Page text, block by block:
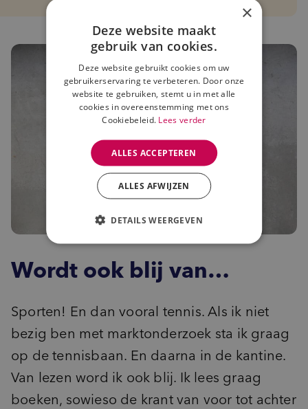
Wordt ook blij van…
Sporten! En dan vooral tennis. Als ik niet
bezig ben met marktonderzoek sta ik graag
op de tennisbaan. En daarna in de kantine.
Van lezen word ik ook blij. Ik lees graag
boeken, sowieso de krant van voor tot achter
×
Deze website maakt
gebruik van cookies.
Deze website gebruikt cookies om uw
gebruikerservaring te verbeteren. Door onze
website te gebruiken, stemt u in met alle
cookies in overeenstemming met ons
Cookiebeleid. Lees verder
ALLES ACCEPTEREN
ALLES AFWIJZEN
DETAILS WEERGEVEN